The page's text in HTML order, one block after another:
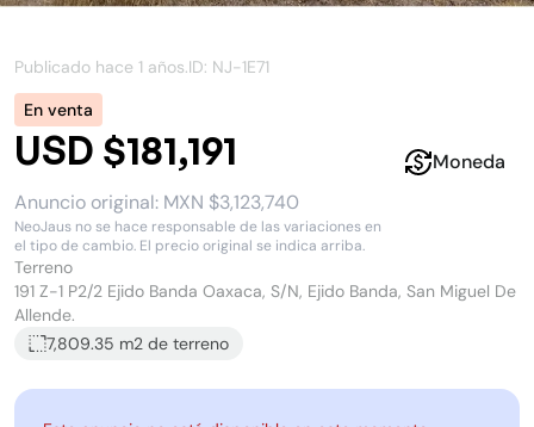
Publicado hace 1 años.ID: NJ-1E71
En venta
USD $181,191
Anuncio original: MXN $3,123,740
NeoJaus no se hace responsable de las variaciones en
el tipo de cambio. El precio original se indica arriba.
Moneda
Terreno
191 Z-1 P2/2 Ejido Banda Oaxaca, S/N, Ejido Banda, San Miguel De
Allende.
7,809.35 m2 de terreno